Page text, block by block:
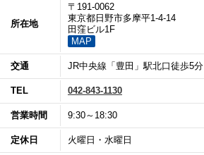
所在地
〒191-0062
東京都日野市多摩平1-4-14
田窪ビル1F
MAP
交通 JR中央線「豊田」駅北口徒歩5分
TEL 042-843-1130
営業時間 9:30～18:30
定休日 火曜日・水曜日